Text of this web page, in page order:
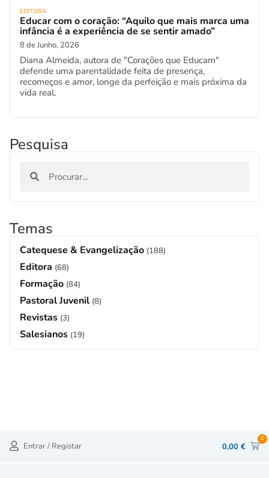
EDITORA
Educar com o coração: “Aquilo que mais marca uma
infância é a experiência de se sentir amado”
8 de Junho, 2026
Diana Almeida, autora de "Corações que Educam"
defende uma parentalidade feita de presença,
recomeços e amor, longe da perfeição e mais próxima da
vida real.
Pesquisa
Temas
Catequese & Evangelização (188)
Editora (68)
Formação (84)
Pastoral Juvenil (8)
Revistas (3)
Salesianos (19)
Entrar / Registar 0,00 €
0